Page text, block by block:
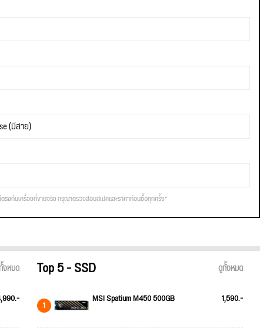
(มีสาย)
รงกับเครื่องที่ขายจริง กรุณาตรวจสอบสเปคและราคาก่อนซื้อทุกครั้ง*
งหมด Top 5 - SSD ดูทั้งหมด
1 MSI Spatium M450 500GB 1,590.-